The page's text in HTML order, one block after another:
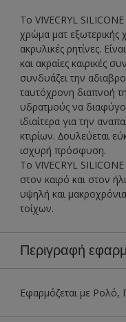
Το VIVECRYL
χρώμα ματ εξωτερικής
ακρυλικές ρητίνες.
και ακραίες καιρικές
συνδυάζει την
ταυτόχρονη διαπνοή
υδρατμούς να
ιδιαίτερα για την
κτιρίων. ∆ουλεύεται
ισχυρή πρόσφυση.
Το VIVECRYL
στον καιρό και στον
υψηλή και
τοίχων.
Περιγραφή
Εφαρμόζεται με Ρολό,